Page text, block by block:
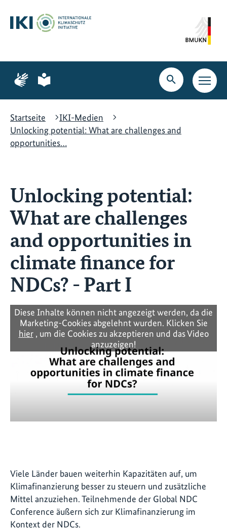
Hauptinhalt
springen
Suche
springen
Hauptnavigation
springen
Zur
Seite
Gebärdensprache
Zur
Seite
leichte
Suche
öffnen
Startseite
IKI-Medien
Unlocking potential: What are challenges and
opportunities…
Unlocking potential:
What are challenges
and opportunities in
climate finance for
NDCs? - Part I
Diese Inhalte können nicht angezeigt werden, da die
Marketing-Cookies abgelehnt wurden. Klicken Sie
hier, um die Cookies zu akzeptieren und das Video
anzuzeigen!
Viele Länder bauen weiterhin Kapazitäten auf, um
Klimafinanzierung besser zu steuern und zusätzliche
Mittel anzuziehen. Teilnehmende der Global NDC
Conference äußern sich zur Klimafinanzierung im
Kontext der NDCs.